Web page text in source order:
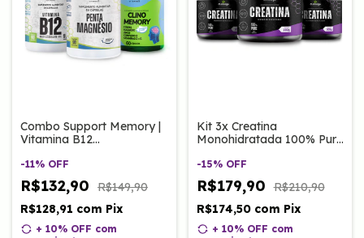
Combo Support Memory |
Vitamina B12
Clino memory 60caps e
Pentamagnésio 90caps
Clinoage
-11% OFF
R$132,90
R$149,90
R$128,91 com Pix
+ 10% OFF com
Kit 3x Creatina
Monohidratada 100% Pura
-15% OFF
R$179,90 R$210,90
R$174,50 com Pix
+ 10% OFF com